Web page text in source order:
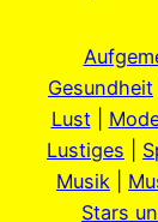
Gesundheit
Lust|
Lustiges
Musik
Stars